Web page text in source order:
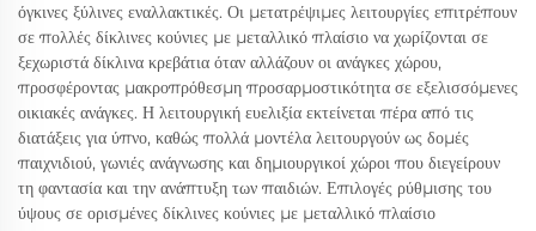
όγκινες ξύλινες εναλλακτικές. Οι μετατρέψιμες λειτουργίες επιτρέπουν
σε πολλές δίκλινες κούνιες με μεταλλικό πλαίσιο να χωρίζονται σε
ξεχωριστά δίκλινα κρεβάτια όταν αλλάζουν οι ανάγκες χώρου,
προσφέροντας μακροπρόθεσμη προσαρμοστικότητα σε εξελισσόμενες
οικιακές ανάγκες. Η λειτουργική ευελιξία εκτείνεται πέρα από τις
διατάξεις για ύπνο, καθώς πολλά μοντέλα λειτουργούν ως δομές
παιχνιδιού, γωνιές ανάγνωσης και δημιουργικοί χώροι που διεγείρουν
τη φαντασία και την ανάπτυξη των παιδιών. Επιλογές ρύθμισης του
ύψους σε ορισμένες δίκλινες κούνιες με μεταλλικό πλαίσιο